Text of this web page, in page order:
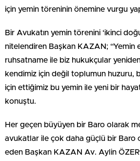
için yemin töreninin önemine vurgu
Bir Avukatın yemin törenini ‘ikinci
nitelendiren Başkan KAZAN; “Yemin
ruhsatname ile biz hukukçular
kendimiz için değil toplumun huzuru,
için ettiğimiz bu yemin ile yeni bir
konuştu.
Her geçen büyüyen bir Baro olarak
avukatlar ile çok daha güçlü bir Baro
eden Başkan KAZAN Av. Aylin ÖZER